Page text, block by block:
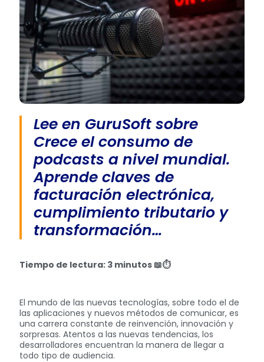
Lee en GuruSoft sobre
Crece el consumo de
podcasts a nivel mundial.
Aprende claves de
facturación electrónica,
cumplimiento tributario y
transformación…
Tiempo de lectura: 3 minutos 📖⏱
El mundo de las nuevas tecnologías, sobre todo el de
las aplicaciones y nuevos métodos de comunicar, es
una carrera constante de reinvención, innovación y
sorpresas. Atentos a las nuevas tendencias, los
desarrolladores encuentran la manera de llegar a
todo tipo de audiencia.